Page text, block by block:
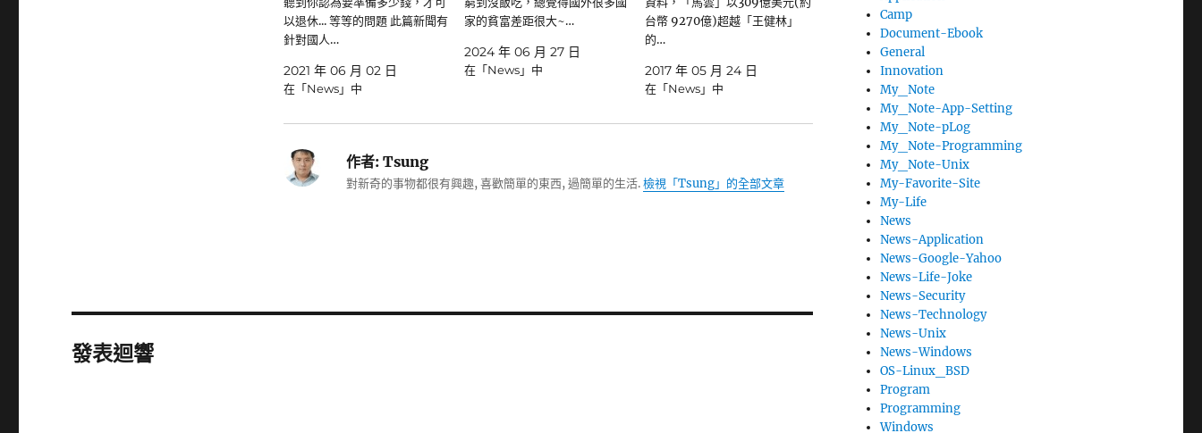
以退休... 等等的問題 此篇新聞有
針對國人…
2021 年 06 月 02 日
在「News」中
家的貧富差距很大~…
2024 年 06 月 27 日
在「News」中
台幣 9270億)超越「王健林」
的…
2017 年 05 月 24 日
在「News」中
作者:Tsung
對新奇的事物都很有興趣, 喜歡簡單的東西, 過簡單的生活.檢視「Tsung」的全部文章
發表迴響
Camp
Document-Ebook
General
Innovation
My_Note
My_Note-App-Setting
My_Note-pLog
My_Note-Programming
My_Note-Unix
My-Favorite-Site
My-Life
News
News-Application
News-Google-Yahoo
News-Life-Joke
News-Security
News-Technology
News-Unix
News-Windows
OS-Linux_BSD
Program
Programming
Windows